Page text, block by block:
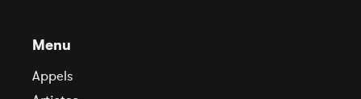
Menu
Appels